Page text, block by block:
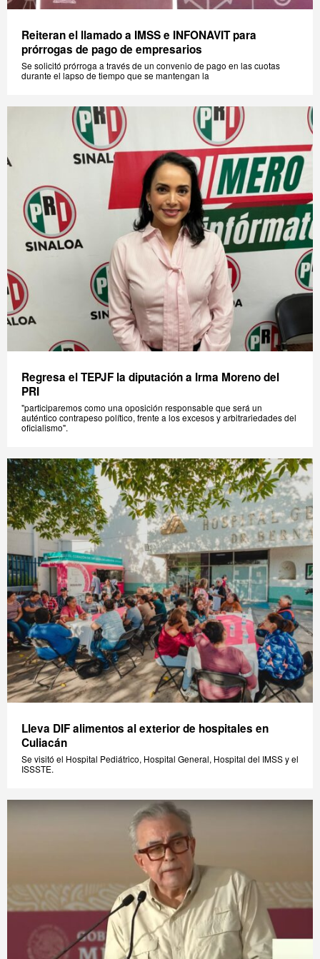
Reiteran el llamado a IMSS e INFONAVIT para
prórrogas de pago de empresarios
Se solicitó prórroga a través de un convenio de pago en las cuotas
durante el lapso de tiempo que se mantengan la
Regresa el TEPJF la diputación a Irma Moreno del
PRI
"participaremos como una oposición responsable que será un
auténtico contrapeso político, frente a los excesos y arbitrariedades del
oficialismo".
Lleva DIF alimentos al exterior de hospitales en
Culiacán
Se visitó el Hospital Pediátrico, Hospital General, Hospital del IMSS y el
ISSSTE.